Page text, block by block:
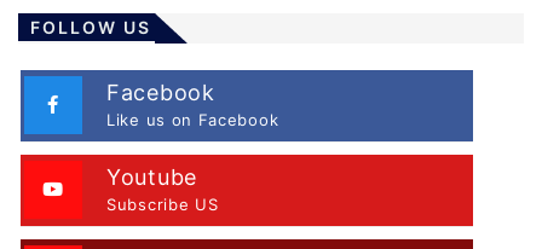
FOLLOW US
Facebook
Like us on Facebook
Youtube
Subscribe US